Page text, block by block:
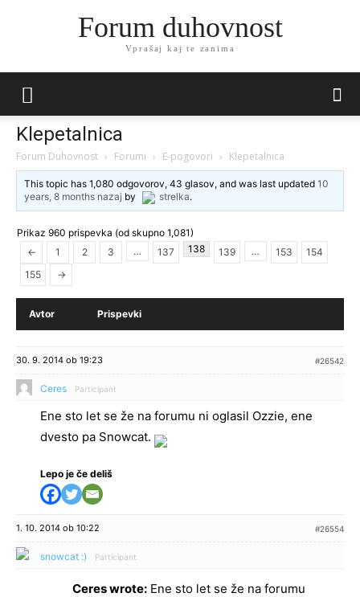
Forum duhovnost
Vprašaj kaj te zanima
Klepetalnica
Forum Duhovnost › Forumi › E-pogovori › Klepetalnica
This topic has 1,080 odgovorov, 43 glasov, and was last updated10
years, 8 months nazaj by strelka.
Prikaz 960 prispevka (od skupno 1,081)
←
1 2 3 … 137 138 139 … 153
154
155
→
Avtor Prispevki
30. 9. 2014 ob 19:23 #26542
Ceres Participant
Ene sto let se že na forumu ni oglasil Ozzie, ene
dvesto pa Snowcat.
Lepo je če deliš
1. 10. 2014 ob 10:22 #26554
snowcat :) Participant
Ceres wrote: Ene sto let se že na forumu